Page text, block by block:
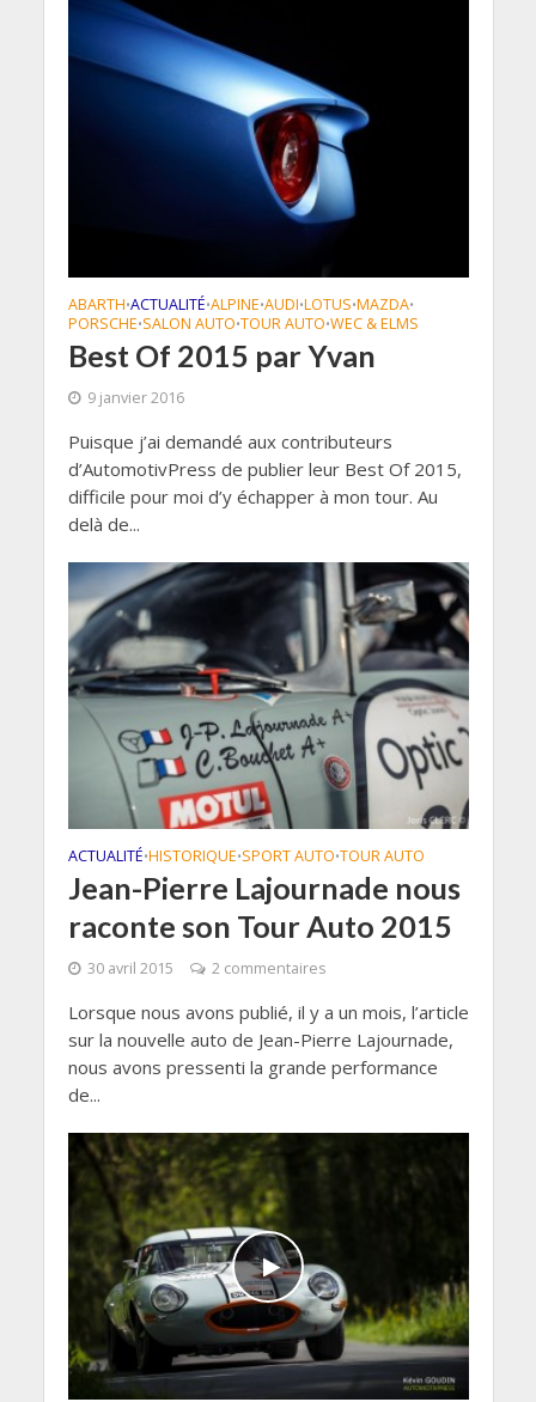
ABARTH•ACTUALITÉ•ALPINE•AUDI•LOTUS•MAZDA•
PORSCHE•SALON AUTO•TOUR AUTO•WEC & ELMS
Best Of 2015 par Yvan
9 janvier 2016
Puisque j’ai demandé aux contributeurs
d’AutomotivPress de publier leur Best Of 2015,
difficile pour moi d’y échapper à mon tour. Au
delà de...
ACTUALITÉ•HISTORIQUE•SPORT AUTO•TOUR AUTO
Jean-Pierre Lajournade nous
raconte son Tour Auto 2015
30 avril 2015 2 commentaires
Lorsque nous avons publié, il y a un mois, l’article
sur la nouvelle auto de Jean-Pierre Lajournade,
nous avons pressenti la grande performance
de...